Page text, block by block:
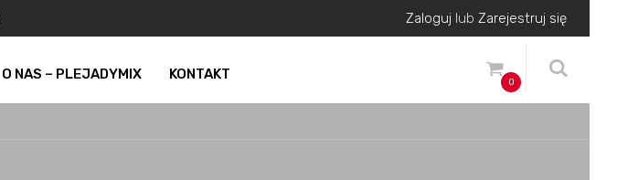
Zaloguj lub Zarejestruj się
O NAS – PLEJADYMIX KONTAKT 0